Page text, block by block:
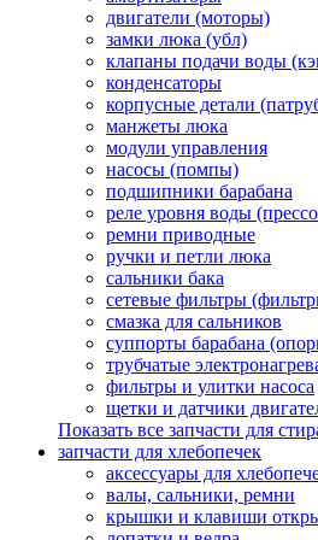
двигатели (моторы)
замки люка (убл)
клапаны подачи воды
конденсаторы
корпусные детали
манжеты люка
модули управления
насосы (помпы)
подшипники барабана
реле уровня воды
ремни приводные
ручки и петли люка
сальники бака
сетевые фильтры
смазка для сальников
суппорты барабана
трубчатые
фильтры и улитки насоса
щетки и датчики
Показать все запчасти для
запчасти для хлебопечек
аксессуары для
валы, сальники, ремни
крышки и клавиши